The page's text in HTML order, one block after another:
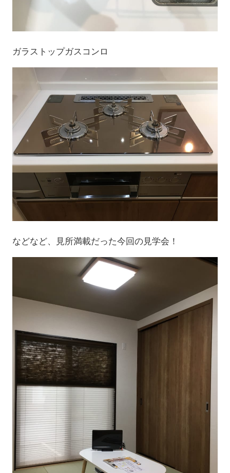
ガラストップガスコンロ
などなど、見所満載だった今回の見学会！